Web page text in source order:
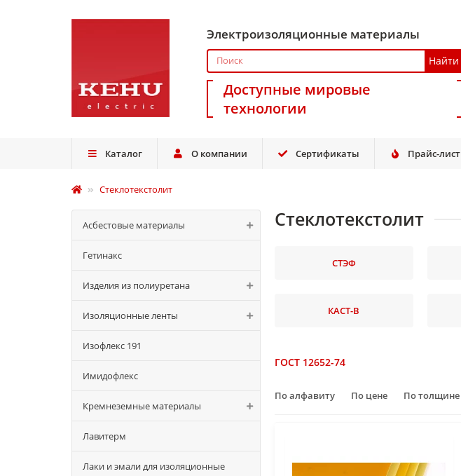
Электроизоляционные материалы
Найти
Доступные мировые
технологии
Каталог О компании Сертификаты Прайс-лист
Стеклотекстолит
Асбестовые материалы
Гетинакс
Изделия из полиуретана
Изоляционные ленты
Изофлекс 191
Имидофлекс
Кремнеземные материалы
Лавитерм
Лаки и эмали для изоляционные
Стеклотекстолит
СТЭФ
КАСТ-В
ГОСТ 12652-74
По алфавиту По цене По толщине